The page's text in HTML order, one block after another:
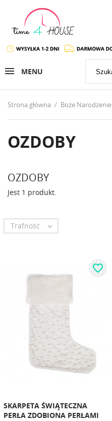
MENU
Strona główna Boże Narodzenie
OZDOBY
OZDOBY
Jest 1 produkt.
Trafność 
SKARPETA ŚWIĄTECZNA
PERŁA ZDOBIONA PERŁAMI
favorite_border